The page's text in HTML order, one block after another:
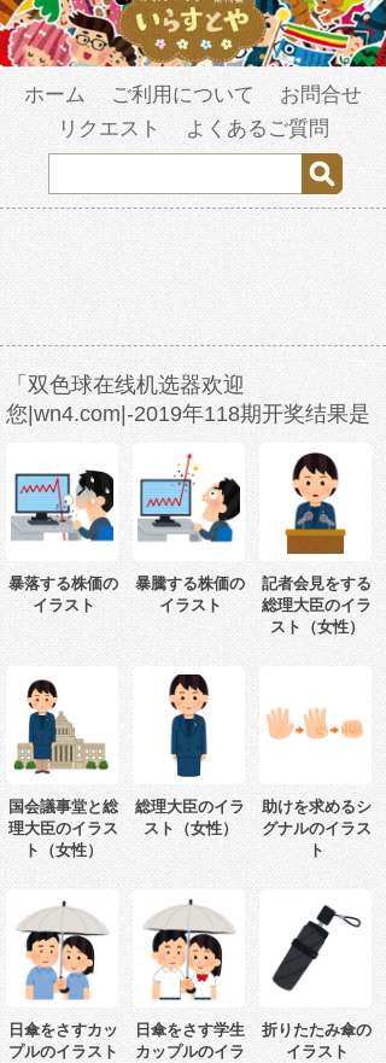
ホーム ご利用について
お問合せ
リクエスト
よくあるご質問
「双色球在线机选器欢迎
您|wn4.com|-2019年118期开奖结果是
多少-w3b2s1-2023年3月24日14时23分
41秒-s69943fco.com」の検索結果
暴落する株価の
イラスト
暴騰する株価の
イラスト
記者会見をする
総理大臣のイラ
スト（女性）
国会議事堂と総
理大臣のイラス
ト（女性）
総理大臣のイラ
スト（女性）
助けを求めるシ
グナルのイラス
ト
日傘をさすカッ
プルのイラスト
日傘をさす学生
カップルのイラ
折りたたみ傘の
イラスト